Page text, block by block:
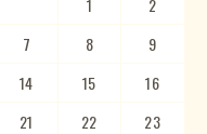
7 8
9
14 15
16
21 22
23
11 12
13
18 19
20
25 26
27